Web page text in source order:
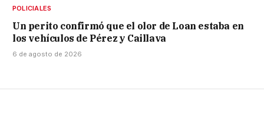
POLICIALES
Un perito confirmó que el olor de Loan estaba en
los vehículos de Pérez y Caillava
6 de agosto de 2026